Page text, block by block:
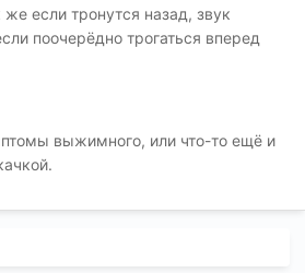
если тронутся назад, звук
поочерёдно трогаться вперед
выжимного, или что-то ещё и